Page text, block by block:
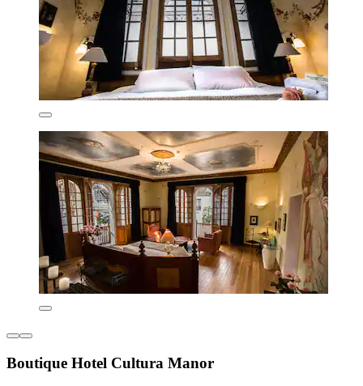
Boutique Hotel Cultura Manor